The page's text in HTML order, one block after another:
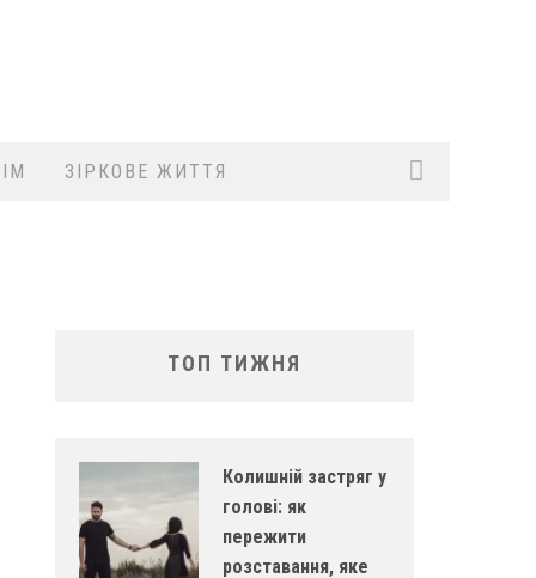
ЗІРКОВЕ ЖИТТЯ
ТОП ТИЖНЯ
Колишній застряг у
голові: як
пережити
розставання, яке